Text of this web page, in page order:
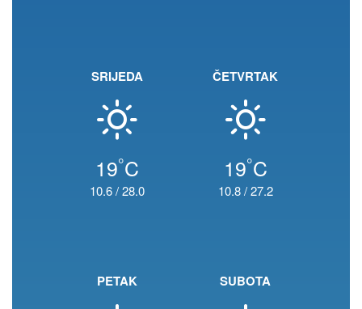
SRIJEDA
19°C
10.6/28.0
ČETVRTAK
19°C
10.8/27.2
PETAK SUBOTA